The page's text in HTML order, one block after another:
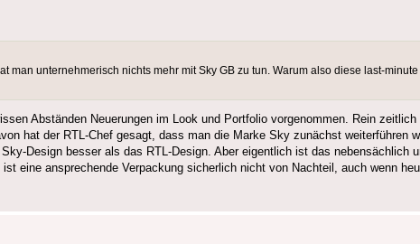
man unternehmerisch nichts mehr mit Sky GB zu tun. Warum also diese last-
Abständen Neuerungen im Look und Portfolio vorgenommen. Rein
hat der RTL-Chef gesagt, dass man die Marke Sky zunächst weiterführen
Design besser als das RTL-Design. Aber eigentlich ist das nebensächlich
eine ansprechende Verpackung sicherlich nicht von Nachteil, auch wenn